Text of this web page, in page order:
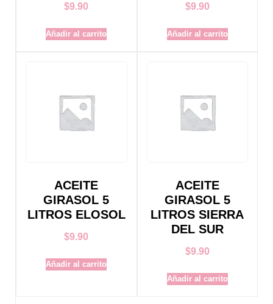
$9.90
Añadir al carrito
$9.90
Añadir al carrito
ACEITE
GIRASOL 5
LITROS ELOSOL
$9.90
Añadir al carrito
ACEITE
GIRASOL 5
LITROS SIERRA
DEL SUR
$9.90
Añadir al carrito